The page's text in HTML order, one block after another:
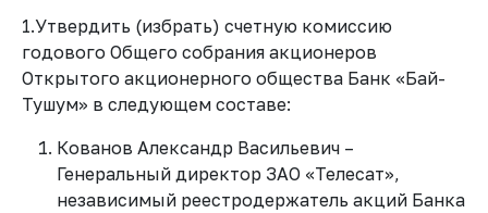
1.Утвердить (избрать) счетную комиссию
годового Общего собрания акционеров
Открытого акционерного общества Банк «Бай-
Тушум» в следующем составе:
Кованов Александр Васильевич –
Генеральный директор ЗАО «Телесат»,
независимый реестродержатель акций Банка